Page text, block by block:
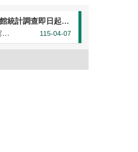
114年全國圖書館統計調查即日起開始，請各單位協助於本（115）年5月25日前完成統計資訊填報（延長至7月10日）
有關國家圖書館進行之「114年全國圖書館統計」調查，涵蓋全國大專校院圖書館、國民小學圖書館、國民中學圖書館、高級中等學校暨特殊教育學校圖書館，以及專門圖書館，藉由相關統計數據之蒐集，將有助瞭解我國各類...
115-04-07